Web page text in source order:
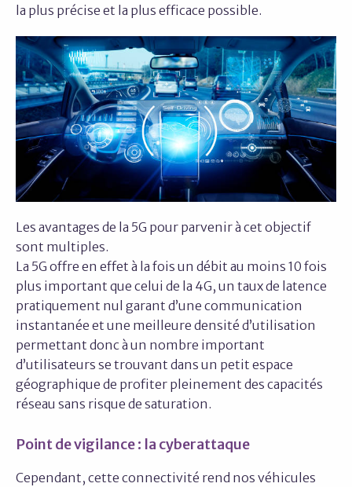
la plus précise et la plus efficace possible.
Les avantages de la 5G pour parvenir à cet objectif
sont multiples.
La 5G offre en effet à la fois un débit au moins 10 fois
plus important que celui de la 4G, un taux de latence
pratiquement nul garant d’une communication
instantanée et une meilleure densité d’utilisation
permettant donc à un nombre important
d’utilisateurs se trouvant dans un petit espace
géographique de profiter pleinement des capacités
réseau sans risque de saturation.
Point de vigilance : la cyberattaque
Cependant, cette connectivité rend nos véhicules